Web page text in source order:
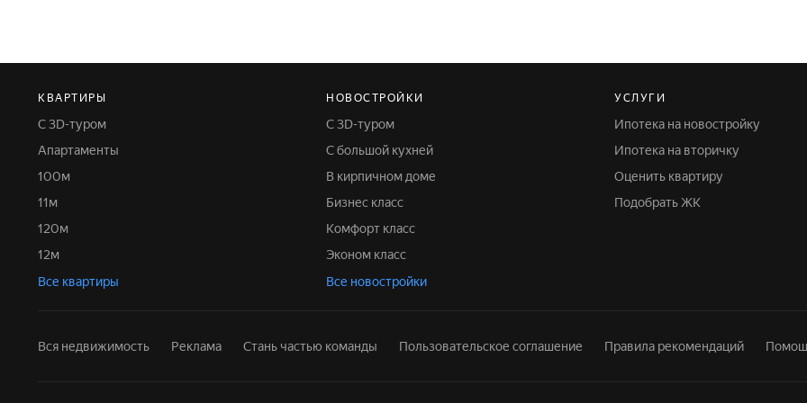
КВАРТИРЫ
С 3D-туром
Апартаменты
100м
11м
120м
12м
Все квартиры
НОВОСТРОЙКИ
С 3D-туром
С большой кухней
В кирпичном доме
Бизнес класс
Комфорт класс
Эконом класс
Все новостройки
УСЛУГИ
Ипотека на новостройку
Ипотека на вторичку
Оценить квартиру
Подобрать ЖК
Вся недвижимость Реклама Стань частью команды Пользовательское соглашение Правила рекомендаций